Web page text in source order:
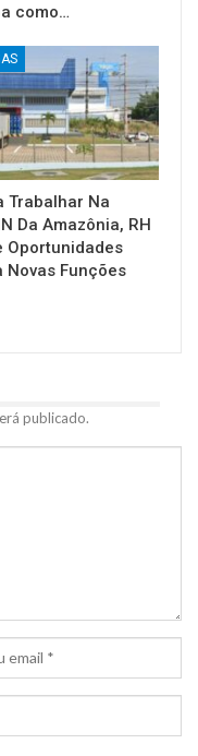
como…
Trabalhar Na
Da Amazônia, RH
Oportunidades
Novas Funções
publicado.